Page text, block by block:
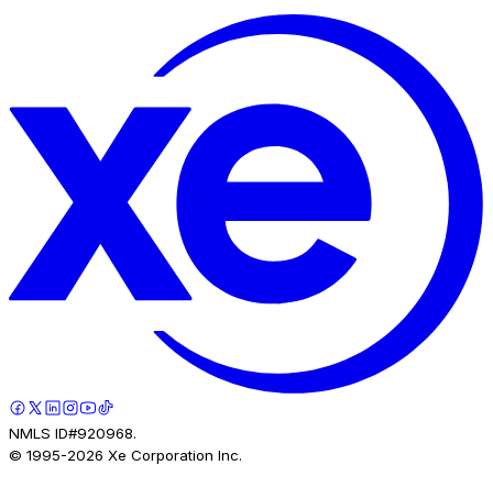
NMLS ID#920968.
© 1995-2026 Xe Corporation Inc.